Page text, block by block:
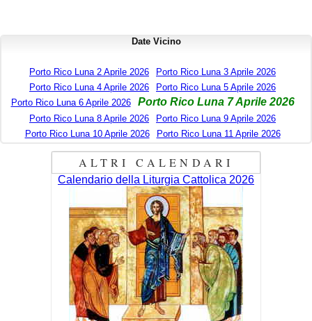
Date Vicino
Porto Rico Luna 2 Aprile 2026
Porto Rico Luna 3 Aprile 2026
Porto Rico Luna 4 Aprile 2026
Porto Rico Luna 5 Aprile 2026
Porto Rico Luna 6 Aprile 2026
Porto Rico Luna 7 Aprile 2026
Porto Rico Luna 8 Aprile 2026
Porto Rico Luna 9 Aprile 2026
Porto Rico Luna 10 Aprile 2026
Porto Rico Luna 11 Aprile 2026
ALTRI CALENDARI
Calendario della Liturgia Cattolica 2026